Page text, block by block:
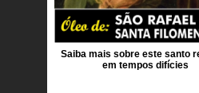
Saiba mais sobre este santo
em tempos difícies